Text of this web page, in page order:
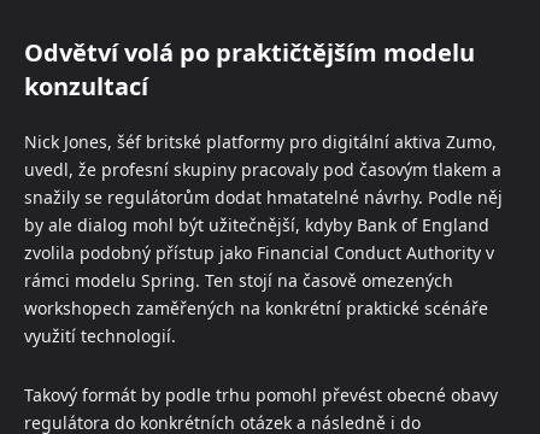
Odvětví volá po praktičtějším modelu
konzultací
Nick Jones, šéf britské platformy pro digitální aktiva Zumo,
uvedl, že profesní skupiny pracovaly pod časovým tlakem a
snažily se regulátorům dodat hmatatelné návrhy. Podle něj
by ale dialog mohl být užitečnější, kdyby Bank of England
zvolila podobný přístup jako Financial Conduct Authority v
rámci modelu Spring. Ten stojí na časově omezených
workshopech zaměřených na konkrétní praktické scénáře
využití technologií.
Takový formát by podle trhu pomohl převést obecné obavy
regulátora do konkrétních otázek a následně i do